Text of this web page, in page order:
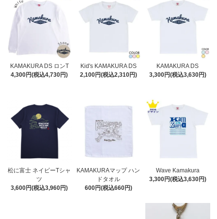
KAMAKURA DS ロンT
4,300円(税込4,730円)
Kid's KAMAKURA DS
2,100円(税込2,310円)
KAMAKURA DS
3,300円(税込3,630円)
松に富士 ネイビーTシャ
ツ
3,600円(税込3,960円)
KAMAKURAマップ ハン
ドタオル
600円(税込660円)
Wave Kamakura
3,300円(税込3,630円)